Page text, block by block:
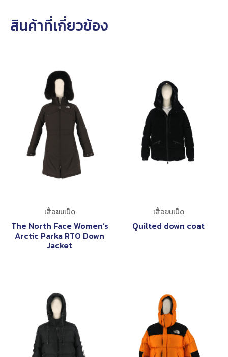
สินค้าที่เกี่ยวข้อง
เสื้อขนเป็ด
The North Face Women’s
Arctic Parka RTO Down
Jacket
เสื้อขนเป็ด
Quilted down coat